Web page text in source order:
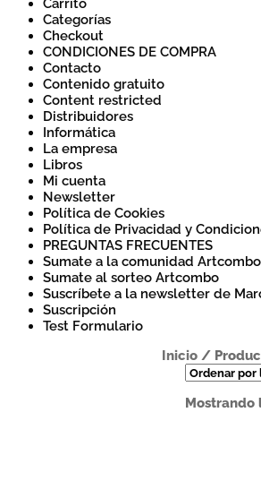
Carrito
Categorías
Checkout
CONDICIONES DE COMPRA
Contacto
Contenido gratuito
Content restricted
Distribuidores
Informática
La empresa
Libros
Mi cuenta
Newsletter
Política de Cookies
Política de Privacidad y
PREGUNTAS FRECUENTES
Sumate a la comunidad Artcombo
Sumate al sorteo Artcombo
Suscríbete a la newsletter de
Suscripción
Test Formulario
Inicio/
Mostrando